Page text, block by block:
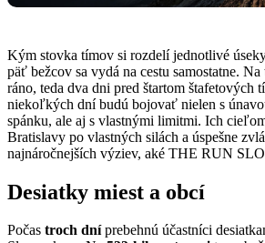
Kým stovka tímov si rozdelí jednotlivé
päť bežcov sa vydá na cestu samostatne.
ráno, teda dva dni pred štartom štafetových
niekoľkých dní budú bojovať nielen s
spánku, ale aj s vlastnými limitmi. Ich
Bratislavy po vlastných silách a úspešne
najnáročnejších výziev, aké THE RUN
Desiatky miest a obcí
Počas troch dníprebehnú účastníci